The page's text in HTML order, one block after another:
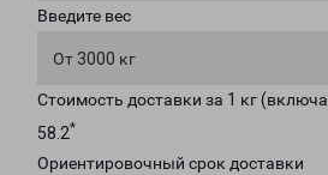
Введите вес
От 3000 кг
Стоимость доставки за 1 кг
58.2*
Ориентировочный срок доставки